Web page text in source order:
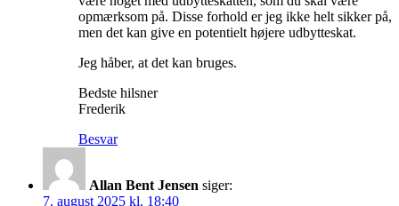
opmærksom på. Disse forhold er jeg ikke helt sikker på,
men det kan give en potentielt højere udbytteskat.
Jeg håber, at det kan bruges.
Bedste hilsner
Frederik
Besvar
Allan Bent Jensen siger:
7. august 2025 kl. 18:40